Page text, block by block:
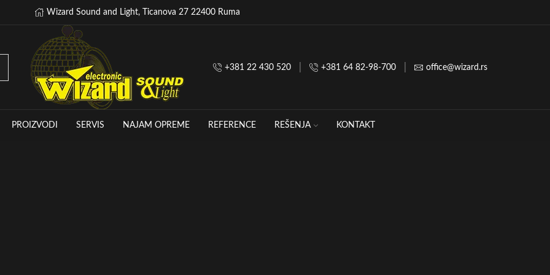
Wizard Sound and Light, Ticanova 27 22400 Ruma
+381 22 430 520 +381 64 82-98-700 office@wizard.rs
PROIZVODI SERVIS NAJAM OPREME REFERENCE REŠENJA KONTAKT